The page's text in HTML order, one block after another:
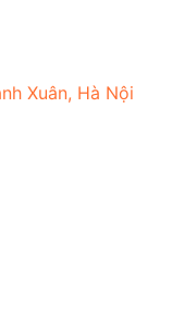
Xuân, Hà Nội